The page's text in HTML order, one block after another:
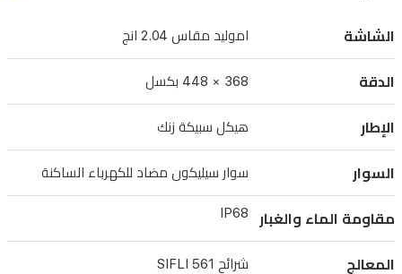
وواجهات
ساعة
قابلة
للتخصيص،
ومجموعة
صحة
قوية
تقيس
الشاشة اموليد مقاس 2.04 انج
الدقة 368 × 448 بكسل
الإطار هيكل سبيكة زنك
السوار سوار سيليكون مضاد للكهرباء الساكنة
مقاومة الماء والغبار IP68
المعالج شرائح SIFLI 561